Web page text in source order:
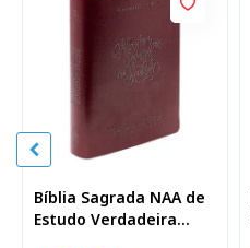
Bíblia Sagrada NAA de
Estudo Verdadeira